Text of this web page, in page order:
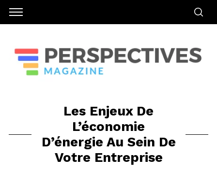
Les Enjeux De
L’économie
D’énergie Au Sein De
Votre Entreprise